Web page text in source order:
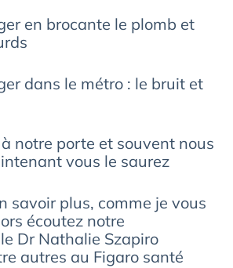
en brocante le plomb et
dans le métro : le bruit et
notre porte et souvent nous
vous le saurez
savoir plus, comme je vous
écoutez notre
Dr Nathalie Szapiro
autres au Figaro santé